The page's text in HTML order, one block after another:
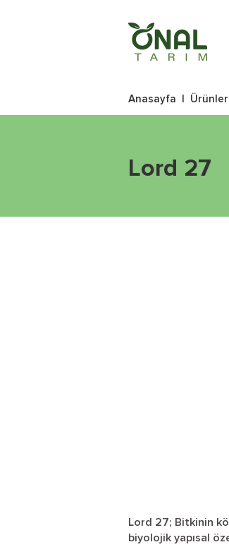
Anasayfa Ürünler
Lord 27
Lord 27; Bitkinin
biyolojik yapısal